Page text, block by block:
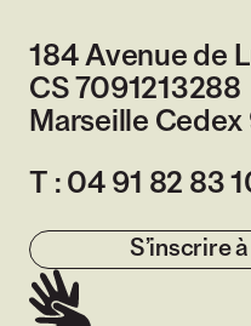
184 Avenue de
CS 7091213288
Marseille Cedex
T : 04 91 82 83
S’inscrire